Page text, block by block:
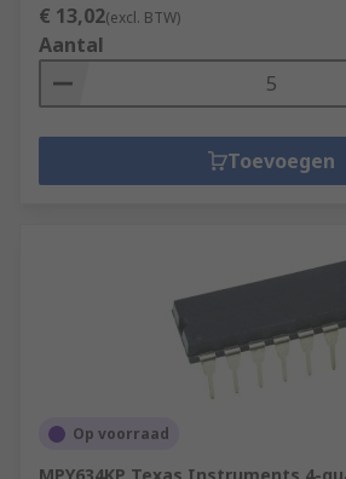
€ 13,02(excl. BTW)
Aantal
Toevoegen
Op voorraad